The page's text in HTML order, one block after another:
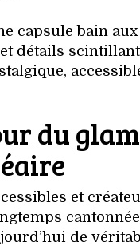
capsule bain
détails
du
et
de